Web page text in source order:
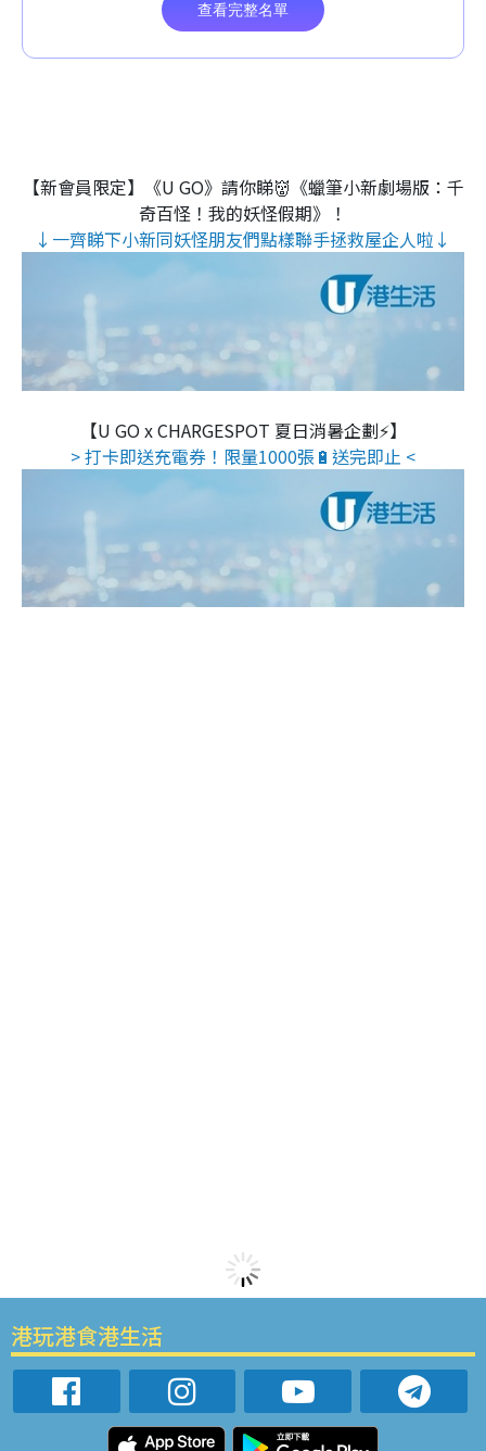
【新會員限定】《U GO》請你睇👹《蠟筆小新劇場版：千
奇百怪！我的妖怪假期》！
↓一齊睇下小新同妖怪朋友們點樣聯手拯救屋企人啦↓
【U GO x CHARGESPOT 夏日消暑企劃⚡】
> 打卡即送充電券！限量1000張🔋送完即止 <
港玩港食港生活